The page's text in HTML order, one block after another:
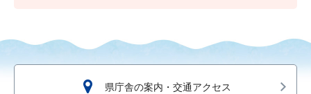
県庁舎の案内・交通アクセス